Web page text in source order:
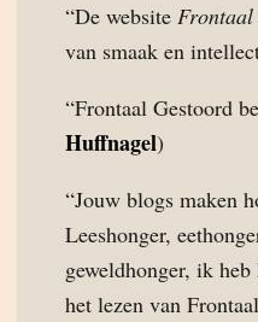
“De website
van smaak en
“Frontaal Gestoord
Huffnagel)
“Jouw blogs maken
Leeshonger,
geweldhonger, ik
het lezen van